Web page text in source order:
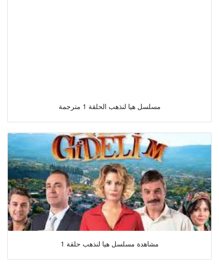
مسلسل هيا لنذهب الحلقة 1 مترجمة
مشاهدة مسلسل هيا لنذهب حلقة 1